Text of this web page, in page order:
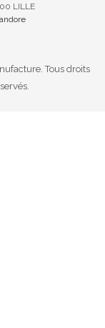
LILLE
Tous droits